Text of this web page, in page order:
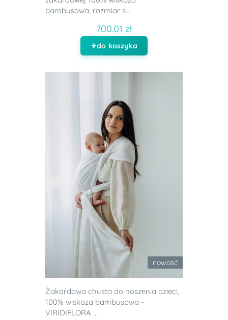
bambusowa, rozmiar s...
700.01 zł
do koszyka
nowość
Żakardowa chusta do noszenia dzieci,
100% wiskoza bambusowa -
VIRIDIFLORA ...